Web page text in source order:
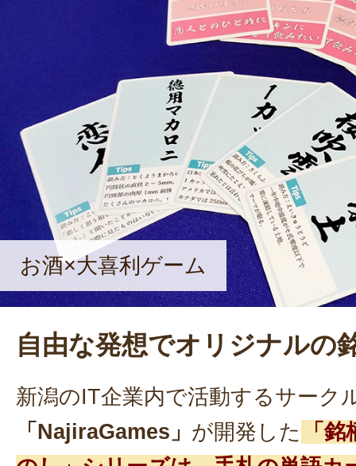
その魅力を発信し続けている。
お酒×大喜利ゲーム
自由な発想でオリジナルの
新潟のIT企業内で活動するサーク
「NajiraGames」 が開発した
「